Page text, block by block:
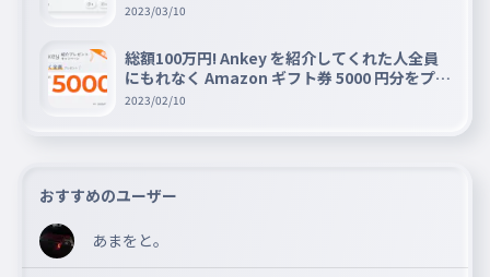
2023/03/10
総額100万円! Ankey を紹介してくれた人全員
にもれなく Amazon ギフト券 5000 円分をプレ
ゼントキャンペーン!!
2023/02/10
おすすめのユーザー
あまをと。